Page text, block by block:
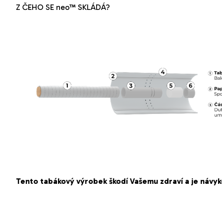
Z ČEHO SE neo™ SKLÁDÁ?
Tento tabákový výrobek škodí Vašemu zdraví a je